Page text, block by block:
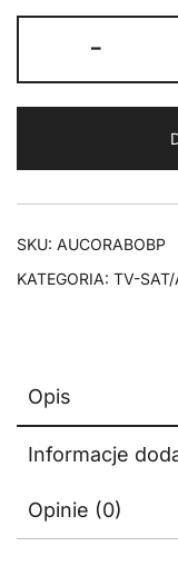
-
SKU: AUCORABOBP
KATEGORIA: TV-
Opis
Informacje
Opinie (0)